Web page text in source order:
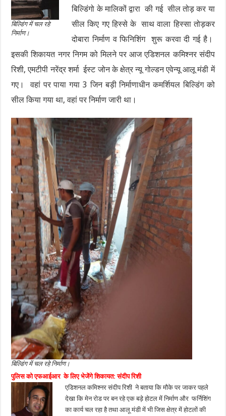
बिल्डिंग में चल रहे
निर्माण।
बिल्डिंगो के मालिकों द्वारा की गई सील तोड़ कर या
सील किए गए हिस्से के साथ वाला हिस्सा तोड़कर
दोबारा निर्माण व फिनिशिंग शुरू करवा दी गई है।
इसकी शिकायत नगर निगम को मिलने पर आज एडिशनल कमिश्नर संदीप
रिशी, एमटीपी नरेंद्र शर्मा ईस्ट जोन के क्षेत्र न्यू गोल्डन एवेन्यू आलू मंडी में
गए। वहां पर पाया गया 3 जिन बड़ी निर्माणाधीन कमर्शियल बिल्डिंग को
सील किया गया था, वहां पर निर्माण जारी था।
बिल्डिंग में चल रहे निर्माण।
पुलिस को एफआईआर के लिए भेजेंगे शिकायत: संदीप रिशी
एडिशनल कमिश्नर संदीप रिशी ने बताया कि मौके पर जाकर पहले
देखा कि मेन रोड पर बन रहे एक बड़े होटल में निर्माण और फर्निशिंग
का कार्य चल रहा है तथा आलू मंडी में भी जिस क्षेत्र में होटलों की